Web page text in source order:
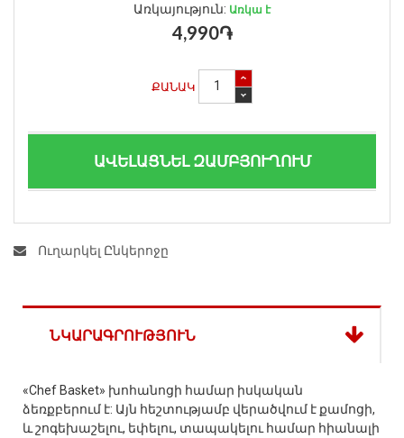
Առկայություն: Առկա է
4,990֏
ՔԱՆԱԿ
ԱՎԵԼԱՑՆԵԼ ԶԱՄԲՅՈՒՂՈՒՄ
Ուղարկել Ընկերոջը
ՆԿԱՐԱԳՐՈՒԹՅՈՒՆ
«Chef Basket» խոհանոցի համար իսկական
ձեռքբերում է: Այն հեշտությամբ վերածվում է քամոցի,
և շոգեխաշելու, եփելու, տապակելու համար հիանալի